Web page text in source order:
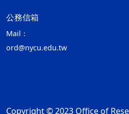
公務信箱
Mail：
ord@nycu.edu.tw
Copyright © 2023 Office of